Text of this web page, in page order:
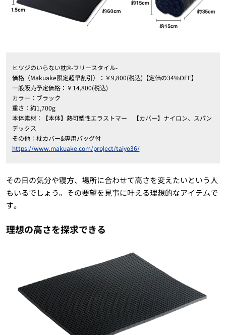
ヒツジのいらない枕®︎-フリースタイル-
価格（Makuake限定超早割引）：￥9,800(税込)【定価の34%OFF】
一般販売予定価格：￥14,800(税込)
カラー：ブラック
重さ：約1,700g
本体素材：【本体】熱可塑性エラストマー 【カバー】ナイロン、スパン
デックス
その他：枕カバー&専用バッグ付
https://www.makuake.com/project/taiyo36/
その日の気分や寝方、場所に合わせて高さを変えたいという人
もいるでしょう。その要望を見事に叶える理想的なアイテムで
す。
理想の高さを探求できる